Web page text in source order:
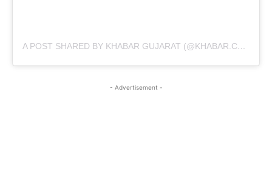
A POST SHARED BY KHABAR GUJARAT (@KHABAR.COMMUNICATION)
- Advertisement -